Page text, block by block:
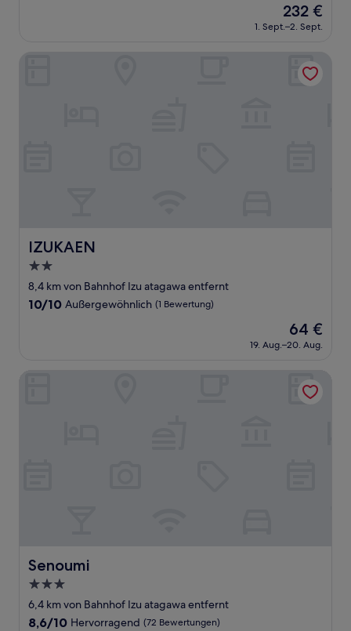
Bewertungen)
Der
Preis
beträgt
232 €
1. Sept.–2. Sept.
IZUKAEN
IZUKAEN
2.0-
Sterne-
Unterkunft
8,4 km von Bahnhof Izu atagawa entfernt
10.0
Bewertung)
10/10 Außergewöhnlich (1 Bewertung)
Der
Preis
beträgt
64 €
19. Aug.–20. Aug.
Senoumi
Senoumi
3.0-
Sterne-
Unterkunft
6,4 km von Bahnhof Izu atagawa entfernt
8.6
8,6/10 Hervorragend (72 Bewertungen)